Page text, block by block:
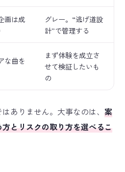
画は成
グレー。“逃げ道設
計”で管理する
な曲を
まず体験を成立さ
せて検証したいも
の
ありません。大事なのは、 案
とリスクの取り方を選べるこ